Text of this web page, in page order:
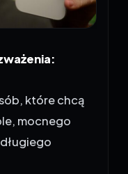
które chcą
mocnego